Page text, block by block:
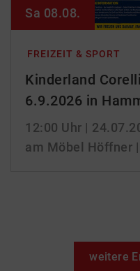
FREIZEIT & SPORT
Kinderland
6.9.2026 in
12:00 Uhr |
am Möbel Höffner
Sa 08.08.
weitere